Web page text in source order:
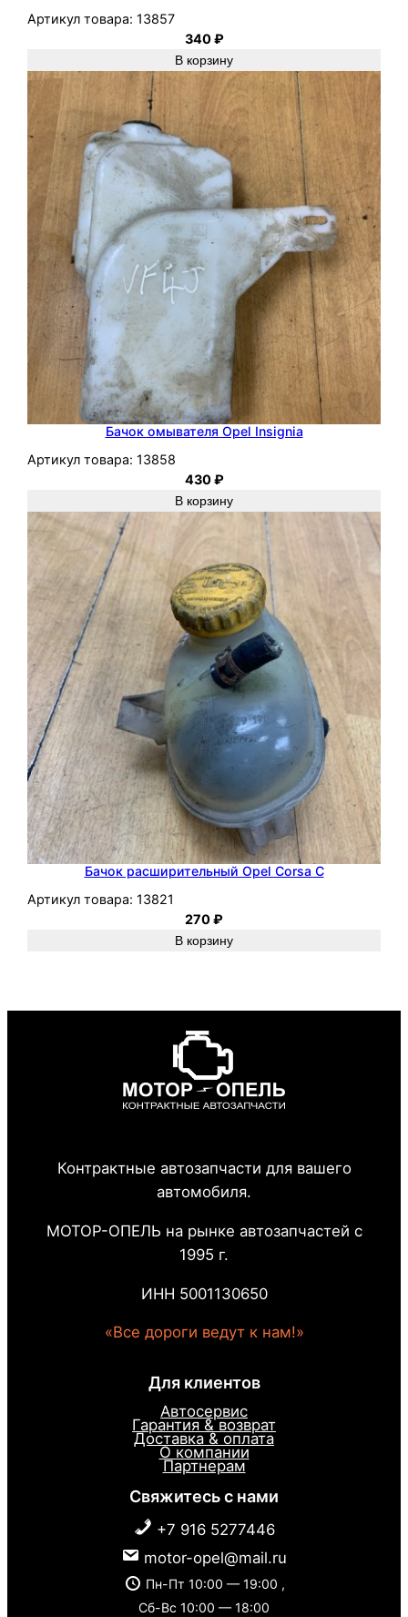
Артикул товара: 13857
340₽
В корзину
Бачок омывателя Opel Insignia
Артикул товара: 13858
430₽
В корзину
Бачок расширительный Opel Corsa C
Артикул товара: 13821
270₽
В корзину
Контрактные автозапчасти для вашего
автомобиля.
МОТОР-ОПЕЛЬ на рынке автозапчастей с
1995 г.
ИНН 5001130650
«Все дороги ведут к нам!»
Для клиентов
Автосервис
Гарантия & возврат
Доставка & оплата
О компании
Партнерам
Свяжитесь с нами
+7 916 5277446
motor-opel@mail.ru
Пн-Пт 10:00 — 19:00 ,
Сб-Вс 10:00 — 18:00